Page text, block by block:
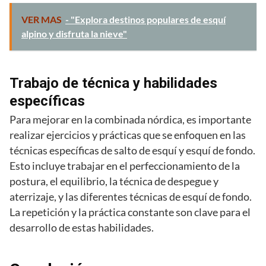
VER MAS - "Explora destinos populares de esquí
alpino y disfruta la nieve"
Trabajo de técnica y habilidades
específicas
Para mejorar en la combinada nórdica, es importante
realizar ejercicios y prácticas que se enfoquen en las
técnicas específicas de salto de esquí y esquí de fondo.
Esto incluye trabajar en el perfeccionamiento de la
postura, el equilibrio, la técnica de despegue y
aterrizaje, y las diferentes técnicas de esquí de fondo.
La repetición y la práctica constante son clave para el
desarrollo de estas habilidades.